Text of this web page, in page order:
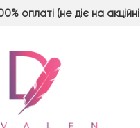
оплаті (не діє на